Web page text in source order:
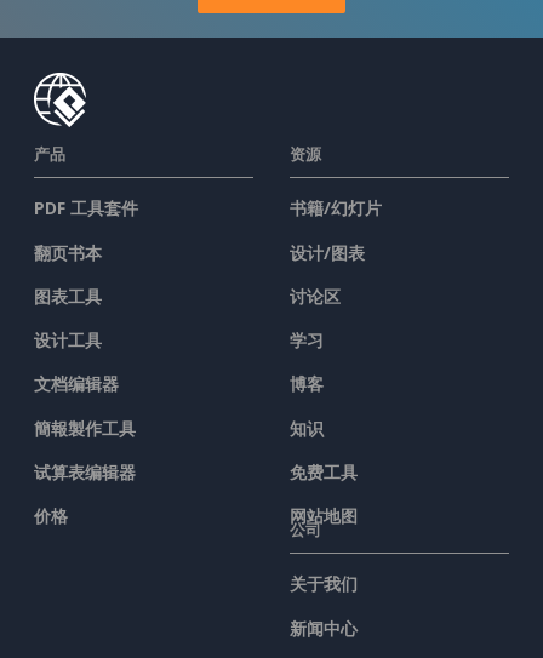
产品
PDF 工具套件
翻页书本
图表工具
设计工具
文档编辑器
簡報製作工具
试算表编辑器
价格
资源
书籍/幻灯片
设计/图表
讨论区
学习
博客
知识
免费工具
网站地图
公司
关于我们
新闻中心